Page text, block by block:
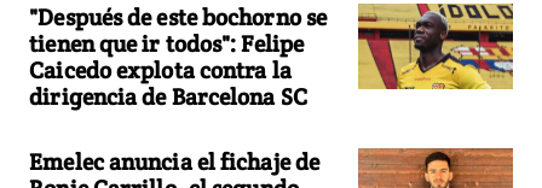
"Después de este bochorno se
tienen que ir todos": Felipe
Caicedo explota contra la
dirigencia de Barcelona SC
Emelec anuncia el fichaje de